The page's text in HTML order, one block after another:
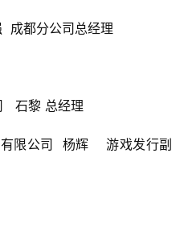
成都分公司总经理
石黎 总经理
限公司 杨辉 游戏发行副